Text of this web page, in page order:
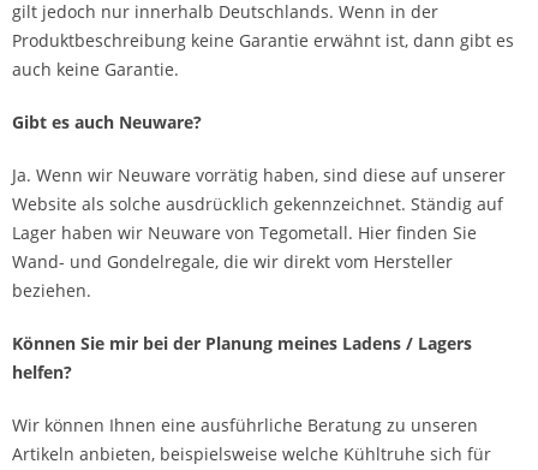
gilt jedoch nur innerhalb Deutschlands. Wenn in der
Produktbeschreibung keine Garantie erwähnt ist, dann gibt es
auch keine Garantie.
Gibt es auch Neuware?
Ja. Wenn wir Neuware vorrätig haben, sind diese auf unserer
Website als solche ausdrücklich gekennzeichnet. Ständig auf
Lager haben wir Neuware von Tegometall. Hier finden Sie
Wand- und Gondelregale, die wir direkt vom Hersteller
beziehen.
Können Sie mir bei der Planung meines Ladens / Lagers
helfen?
Wir können Ihnen eine ausführliche Beratung zu unseren
Artikeln anbieten, beispielsweise welche Kühltruhe sich für